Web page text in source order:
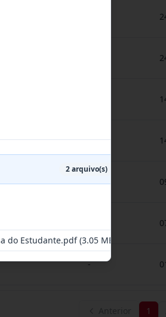
-
-
-
1
2arquivo(s)
do Estudante.pdf(3.05 MB)